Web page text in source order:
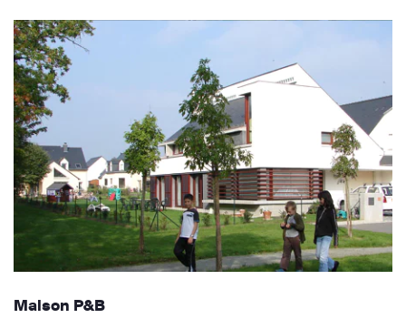
Maison P&B